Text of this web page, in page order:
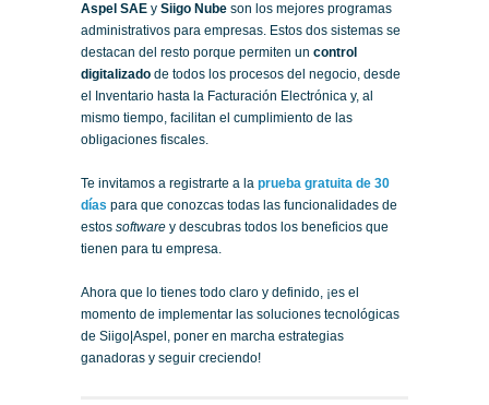
Aspel SAE y Siigo Nube son los mejores programas
administrativos para empresas. Estos dos sistemas se
destacan del resto porque permiten un control
digitalizado de todos los procesos del negocio, desde
el Inventario hasta la Facturación Electrónica y, al
mismo tiempo, facilitan el cumplimiento de las
obligaciones fiscales.
Te invitamos a registrarte a la prueba gratuita de 30
días para que conozcas todas las funcionalidades de
estos software y descubras todos los beneficios que
tienen para tu empresa.
Ahora que lo tienes todo claro y definido, ¡es el
momento de implementar las soluciones tecnológicas
de Siigo|Aspel, poner en marcha estrategias
ganadoras y seguir creciendo!